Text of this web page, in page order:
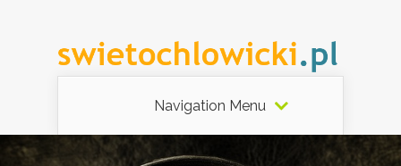
Navigation Menu